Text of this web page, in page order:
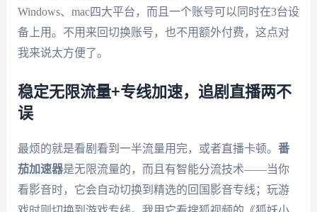
Windows、mac四大平台，而且一个账号可以同时在3台设
备上用。不用来回切换账号，也不用额外付费，这点对
我来说太方便了。
稳定无限流量+专线加速，追剧直播两不
误
最烦的就是看剧看到一半流量用完，或者直播卡顿。 番
茄加速器是无限流量的，而且有智能分流技术——当你
看影音时，它会自动切换到精选的回国影音专线；玩游